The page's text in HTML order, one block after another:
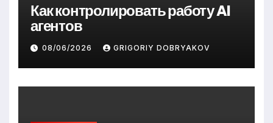
Как контролировать работу AI
агентов
08/06/2026 GRIGORIY DOBRYAKOV